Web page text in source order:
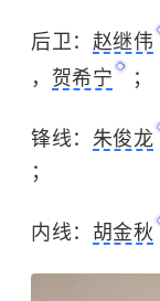
后卫： 赵继伟
， 贺希宁 ；
锋线： 朱俊龙
；
内线： 胡金秋